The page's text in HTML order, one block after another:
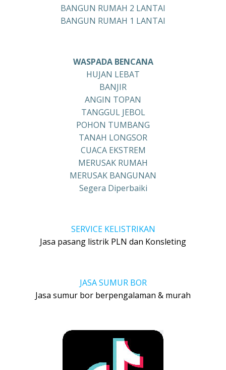
BANGUN RUMAH 2 LANTAI
BANGUN RUMAH 1 LANTAI
WASPADA BENCANA
HUJAN LEBAT
BANJIR
ANGIN TOPAN
TANGGUL JEBOL
POHON TUMBANG
TANAH LONGSOR
CUACA EKSTREM
MERUSAK RUMAH
MERUSAK BANGUNAN
Segera Diperbaiki
SERVICE KELISTRIKAN
Jasa pasang listrik PLN dan Konsleting
JASA SUMUR BOR
Jasa sumur bor berpengalaman & murah